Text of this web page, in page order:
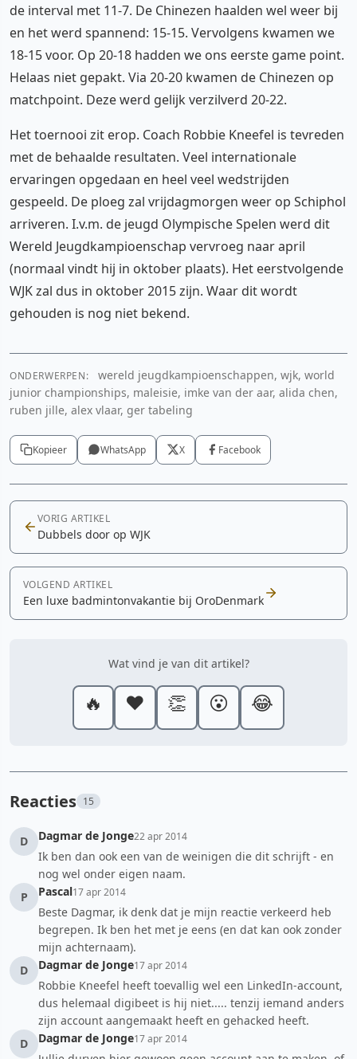
de interval met 11-7. De Chinezen haalden wel weer bij
en het werd spannend: 15-15. Vervolgens kwamen we
18-15 voor. Op 20-18 hadden we ons eerste game point.
Helaas niet gepakt. Via 20-20 kwamen de Chinezen op
matchpoint. Deze werd gelijk verzilverd 20-22.
Het toernooi zit erop. Coach Robbie Kneefel is tevreden
met de behaalde resultaten. Veel internationale
ervaringen opgedaan en heel veel wedstrijden
gespeeld. De ploeg zal vrijdagmorgen weer op Schiphol
arriveren. I.v.m. de jeugd Olympische Spelen werd dit
Wereld Jeugdkampioenschap vervroeg naar april
(normaal vindt hij in oktober plaats). Het eerstvolgende
WJK zal dus in oktober 2015 zijn. Waar dit wordt
gehouden is nog niet bekend.
ONDERWERPEN:
wereld jeugdkampioenschappen, wjk, world
junior championships, maleisie, imke van der aar, alida chen,
ruben jille, alex vlaar, ger tabeling
Kopieer WhatsApp X Facebook
VORIG ARTIKEL
Dubbels door op WJK
VOLGEND ARTIKEL
Een luxe badmintonvakantie bij OroDenmark
Wat vind je van dit artikel?
🔥 ❤️ 👏 😮 😂
Reacties 15
D Dagmar de Jonge22 apr 2014
Ik ben dan ook een van de weinigen die dit schrijft - en
nog wel onder eigen naam.
P
Pascal17 apr 2014
Beste Dagmar, ik denk dat je mijn reactie verkeerd heb
begrepen. Ik ben het met je eens (en dat kan ook zonder
mijn achternaam).
D
Dagmar de Jonge17 apr 2014
Robbie Kneefel heeft toevallig wel een LinkedIn-account,
dus helemaal digibeet is hij niet..... tenzij iemand anders
zijn account aangemaakt heeft en gehacked heeft.
D
Dagmar de Jonge17 apr 2014